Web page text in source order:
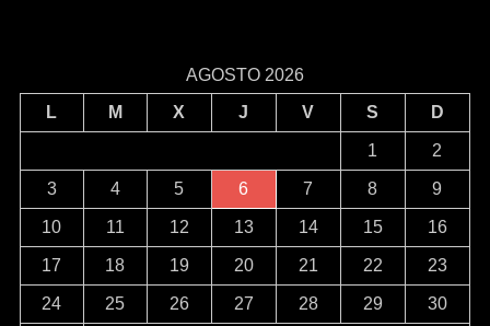
AGOSTO 2026
L
M X J V S D
1 2
3 4 5 6 7 8 9
10 11 12 13 14 15 16
17 18 19 20 21 22 23
24 25 26 27 28 29 30